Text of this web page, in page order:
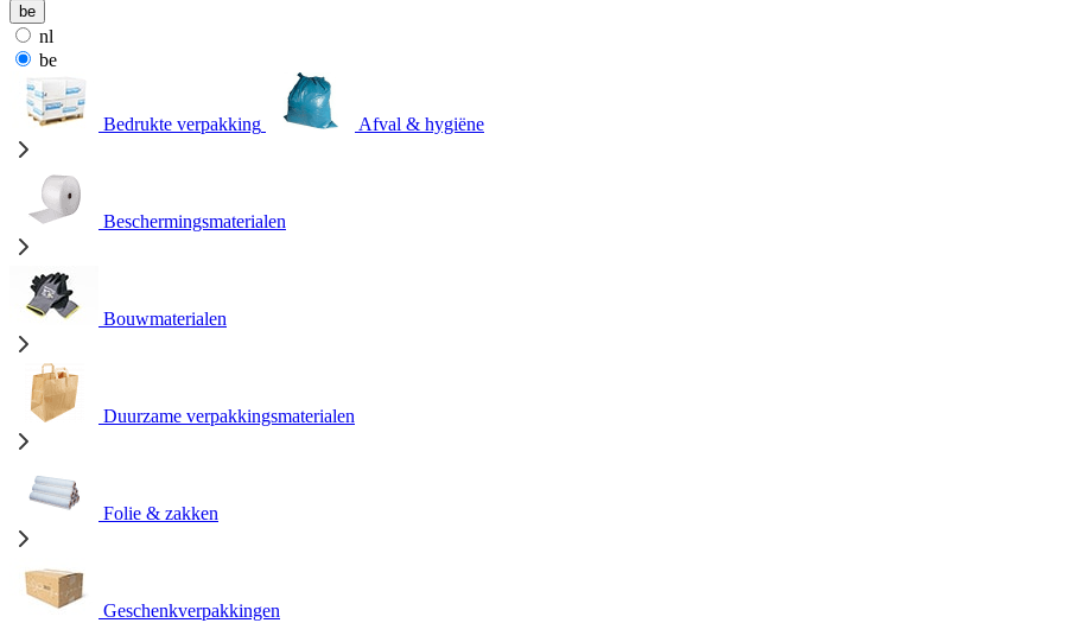
be
nl
be
Bedrukte verpakking Afval & hygiëne
Beschermingsmaterialen
Bouwmaterialen
Duurzame verpakkingsmaterialen
Folie & zakken
Geschenkverpakkingen